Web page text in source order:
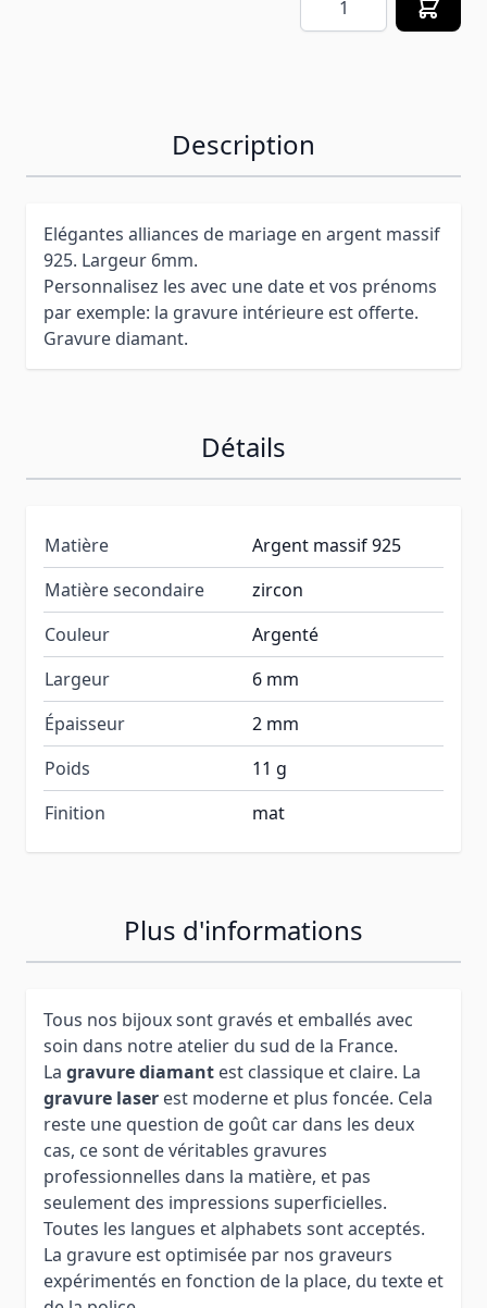
Description
Elégantes alliances de mariage en argent massif
925. Largeur 6mm.
Personnalisez les avec une date et vos prénoms
par exemple: la gravure intérieure est offerte.
Gravure diamant.
Détails
Matière
Argent massif 925
Matière secondaire
zircon
Couleur
Argenté
Largeur
6 mm
Épaisseur
2 mm
Poids
11 g
Finition
mat
Plus d'informations
Tous nos bijoux sont gravés et emballés avec
soin dans notre atelier du sud de la France.
La gravure diamant est classique et claire. La
gravure laser est moderne et plus foncée. Cela
reste une question de goût car dans les deux
cas, ce sont de véritables gravures
professionnelles dans la matière, et pas
seulement des impressions superficielles.
Toutes les langues et alphabets sont acceptés.
La gravure est optimisée par nos graveurs
expérimentés en fonction de la place, du texte et